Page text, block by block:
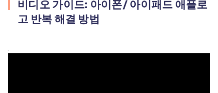
비디오 가이드: 아이폰/ 아이패드 애플로
고 반복 해결 방법